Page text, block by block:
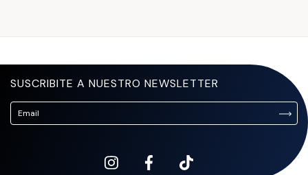
SUSCRIBITE A NUESTRO NEWSLETTER